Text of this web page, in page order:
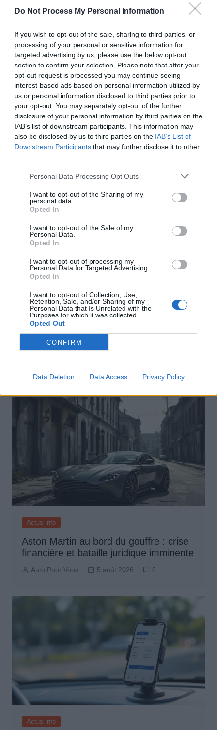
Do Not Process My Personal Information
If you wish to opt-out of the sale, sharing to third parties, or
processing of your personal or sensitive information for
targeted advertising by us, please use the below opt-out
section to confirm your selection. Please note that after your
opt-out request is processed you may continue seeing
interest-based ads based on personal information utilized by
us or personal information disclosed to third parties prior to
your opt-out. You may separately opt-out of the further
disclosure of your personal information by third parties on the
IAB’s list of downstream participants. This information may
also be disclosed by us to third parties on the IAB’s List of
Downstream Participants that may further disclose it to other
Personal Data Processing Opt Outs
I want to opt-out of the Sharing of my
personal data.
Opted In
I want to opt-out of the Sale of my
Personal Data.
Opted In
I want to opt-out of processing my
Personal Data for Targeted Advertising.
Opted In
I want to opt-out of Collection, Use,
Retention, Sale, and/or Sharing of my
Personal Data that Is Unrelated with the
Purposes for which it was collected.
Opted Out
CONFIRM
Data Deletion Data Access Privacy Policy
Actus Info
Elon Musk nuirait gravement à Tesla
Actus Info
Pourquoi le bouton start/stop disparaît
des voitures électriques
Actus Info
Aston Martin au bord du gouffre : crise
financière et bataille juridique imminente
Auto Pour Vous 5 août 2026 0
Actus Info